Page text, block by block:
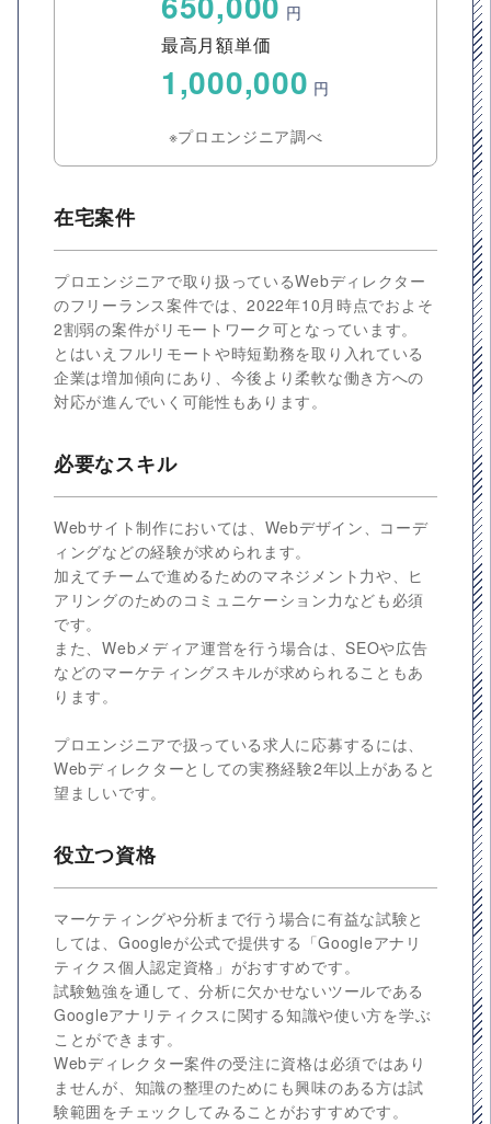
円
最高月額単価
1,000,000 円
※プロエンジニア調べ
在宅案件
プロエンジニアで取り扱っているWebディレクター
のフリーランス案件では、2022年10月時点でおよそ
2割弱の案件がリモートワーク可となっています。
とはいえフルリモートや時短勤務を取り入れている
企業は増加傾向にあり、今後より柔軟な働き方への
対応が進んでいく可能性もあります。
必要なスキル
Webサイト制作においては、Webデザイン、コーデ
ィングなどの経験が求められます。
加えてチームで進めるためのマネジメント力や、ヒ
アリングのためのコミュニケーション力なども必須
です。
また、Webメディア運営を行う場合は、SEOや広告
などのマーケティングスキルが求められることもあ
ります。
プロエンジニアで扱っている求人に応募するには、
Webディレクターとしての実務経験2年以上があると
望ましいです。
役立つ資格
マーケティングや分析まで行う場合に有益な試験と
しては、Googleが公式で提供する「Googleアナリ
ティクス個人認定資格」がおすすめです。
試験勉強を通して、分析に欠かせないツールである
Googleアナリティクスに関する知識や使い方を学ぶ
ことができます。
Webディレクター案件の受注に資格は必須ではあり
ませんが、知識の整理のためにも興味のある方は試
験範囲をチェックしてみることがおすすめです。